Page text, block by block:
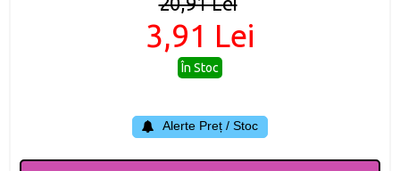
3,91 Lei
În Stoc
Alerte Preț / Stoc